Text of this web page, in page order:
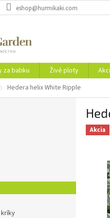
eshop@hurmikaki.com
za babku Živé ploty
Hedera helix White Ripple
Akcia